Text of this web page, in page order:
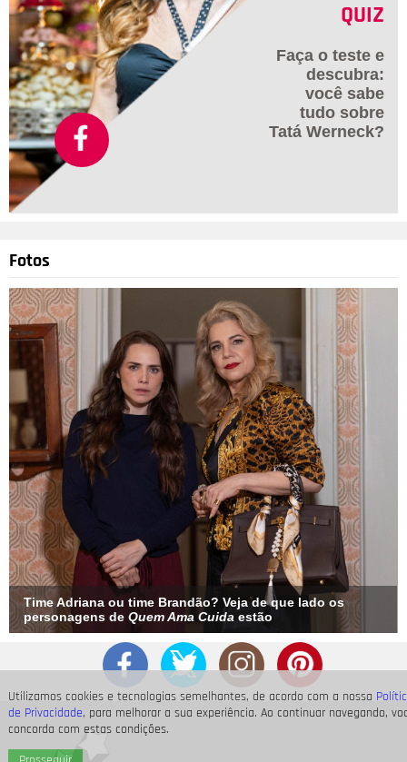
Utilizamos cookies e tecnologias semelhantes, de acordo com a nossa
de Privacidade, para melhorar a sua experiência. Ao continuar navegando,
concorda com estas condições.
QUIZ
Faça o teste e
descubra:
você sabe
tudo sobre
Tatá Werneck?
Fotos
Time Adriana ou time Brandão? Veja de que lado os
personagens de Quem Ama Cuida estão